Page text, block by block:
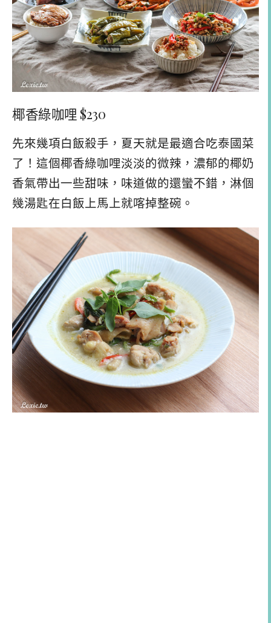
椰香綠咖哩 $230
先來幾項白飯殺手，夏天就是最適合吃泰國菜
了！這個椰香綠咖哩淡淡的微辣，濃郁的椰奶
香氣帶出一些甜味，味道做的還蠻不錯，淋個
幾湯匙在白飯上馬上就喀掉整碗。